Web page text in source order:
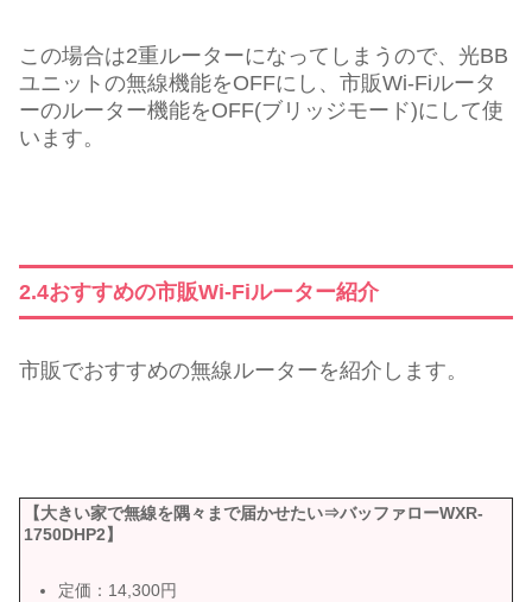
この場合は2重ルーターになってしまうので、光BB
ユニットの無線機能をOFFにし、市販Wi-Fiルータ
ーのルーター機能をOFF(ブリッジモード)にして使
います。
2.4おすすめの市販Wi-Fiルーター紹介
市販でおすすめの無線ルーターを紹介します。
【大きい家で無線を隅々まで届かせたい⇒バッファローWXR-
1750DHP2】
定価：14,300円